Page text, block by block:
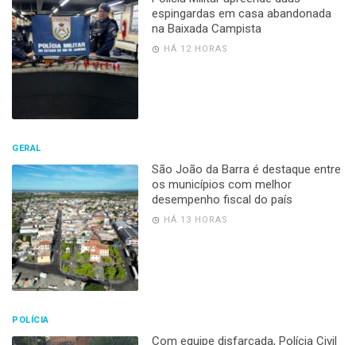
espingardas em casa abandonada
na Baixada Campista
HÁ 12 HORAS
GERAL
São João da Barra é destaque entre
os municípios com melhor
desempenho fiscal do país
HÁ 13 HORAS
POLÍCIA
Com equipe disfarçada, Polícia Civil